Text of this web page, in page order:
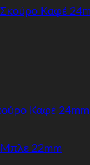
Καφέ 24mm